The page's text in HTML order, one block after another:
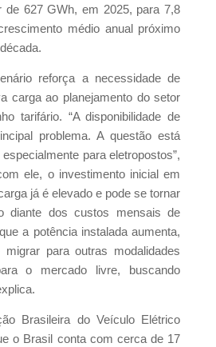
de 627 GWh, em 2025, para 7,8
médio anual próximo
reforça a necessidade de
carga ao planejamento do setor
tarifário. “A disponibilidade de
problema. A questão está
para eletropostos”,
ele, o investimento inicial em
já é elevado e pode se tornar
diante dos custos mensais de
a potência instalada aumenta,
para outras modalidades
o mercado livre, buscando
Brasileira do Veículo Elétrico
o Brasil conta com cerca de 17